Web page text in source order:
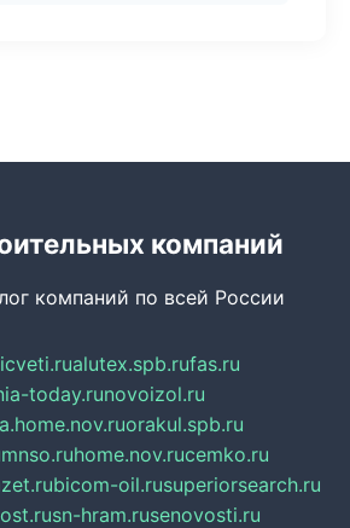
компаний
компаний по всей России
alutex.spb.rufas.ru
today.runovoizol.ru
orakul.spb.ru
mnso.ruhome.nov.rucemko.ru
bicom-oil.rusuperiorsearch.ru
sn-hram.rusenovosti.ru